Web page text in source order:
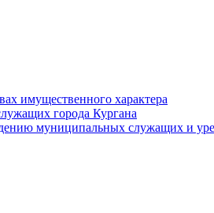
имущественного характера
города Кургана
муниципальных служащих и